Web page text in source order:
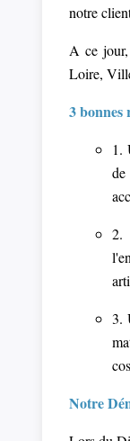
notre
A ce jour,
Loire,
3 bonnes
1.
2.
3.
Notre